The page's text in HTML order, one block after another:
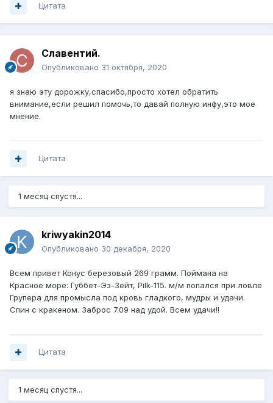
Цитата
Славентий.
Опубликовано 31 октября, 2020
я знаю эту дорожку,спасибо,просто хотел обратить
внимание,если решил помочь,то давай полную инфу,это мое
мнение.
Цитата
1 месяц спустя...
kriwyakin2014
Опубликовано 30 декабря, 2020
Всем привет Конус березовый 269 грамм. Поймана на
Красное море: Губбет-Эз-Зейт, Pilk-115. м/м попался при ловле
Групера для промысла под кровь гладкого, мудры и удачи.
Спин с кракеном. Заброс 7.09 над удой. Всем удачи!!
Цитата
1 месяц спустя...